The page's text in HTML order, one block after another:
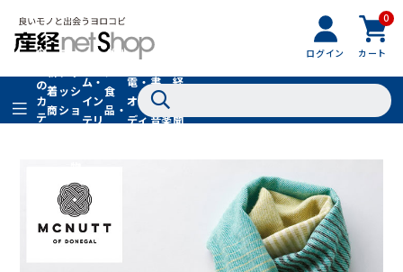
ログイン
0
カート
全
の
カ
テ
着
商
品
フ
ッ
シ
ョ
フ
ァ
シ
ョ
ン
ム・
イン
テリ
グル
食
品・
ドリ
家
電・
オー
ディ
書
籍・
音楽
経
聞